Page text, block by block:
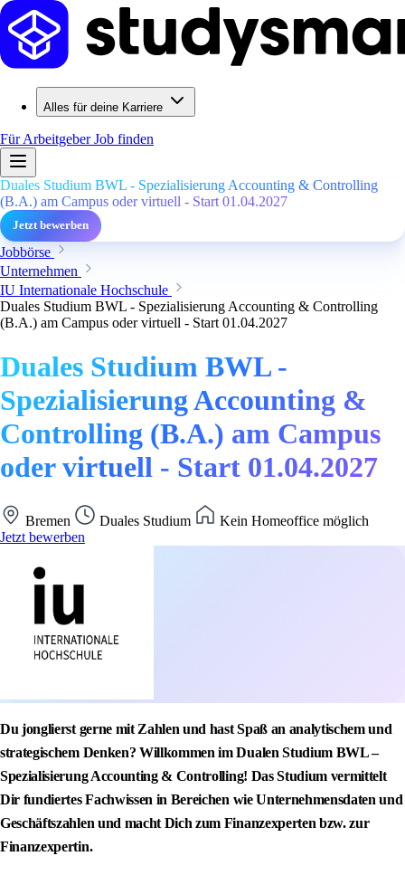
Alles für deine Karriere
Für ArbeitgeberJob finden
Duales Studium BWL - Spezialisierung Accounting & Controlling
(B.A.) am Campus oder virtuell - Start 01.04.2027
Jetzt bewerben
Jobbörse
Unternehmen
IU Internationale Hochschule
Duales Studium BWL - Spezialisierung Accounting & Controlling
(B.A.) am Campus oder virtuell - Start 01.04.2027
Duales Studium BWL -
Spezialisierung Accounting &
Controlling (B.A.) am Campus
oder virtuell - Start 01.04.2027
Bremen Duales Studium
Kein Homeoffice möglich
Jetzt bewerben
Du jonglierst gerne mit Zahlen und hast Spaß an analytischem und
strategischem Denken? Willkommen im Dualen Studium BWL –
Spezialisierung Accounting & Controlling! Das Studium vermittelt
Dir fundiertes Fachwissen in Bereichen wie Unternehmensdaten und
Geschäftszahlen und macht Dich zum Finanzexperten bzw. zur
Finanzexpertin.